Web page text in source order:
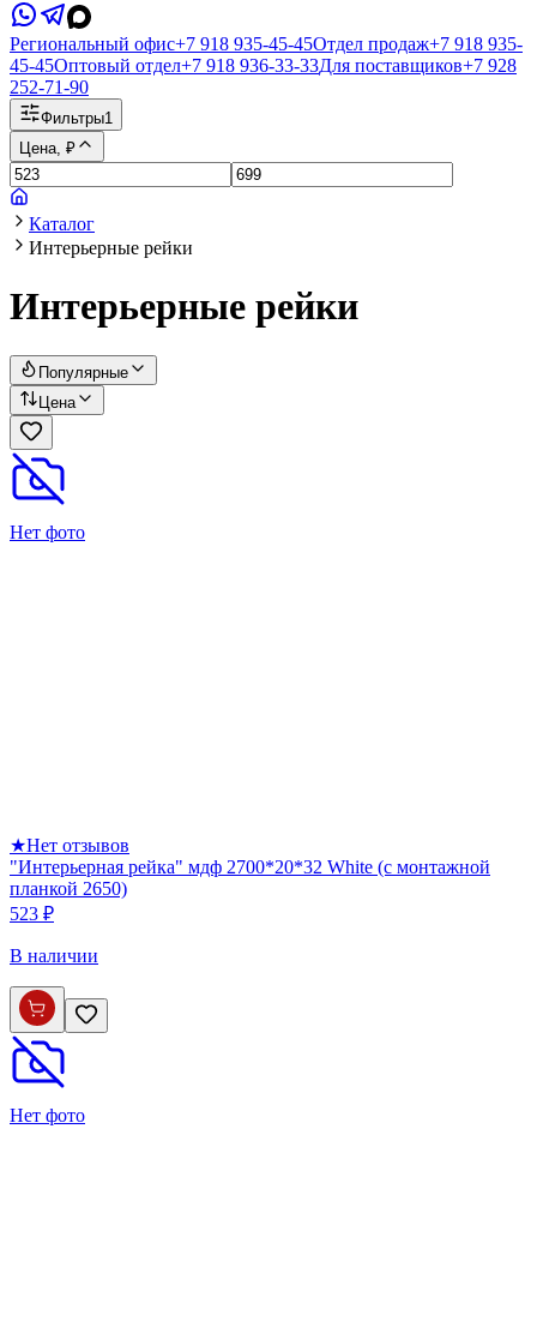
Региональный офис+7 918 935-45-45Отдел продаж+7 918 935-
45-45Оптовый отдел+7 918 936-33-33Для поставщиков+7 928
252-71-90
Фильтры1
Цена, ₽
Каталог
Интерьерные рейки
Интерьерные рейки
Популярные
Цена
Нет фото
★Нет отзывов
"Интерьерная рейка" мдф 2700*20*32 White (с монтажной
планкой 2650)
523 ₽
В наличии
Нет фото